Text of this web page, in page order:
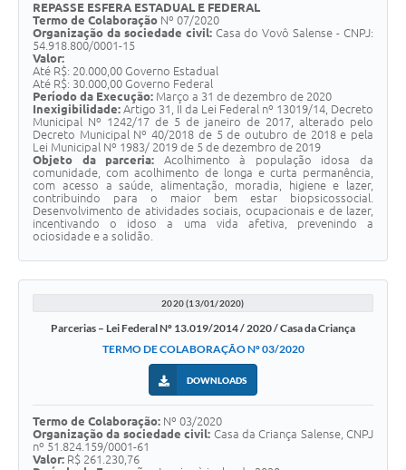
REPASSE ESFERA ESTADUAL E FEDERAL
Termo de Colaboração Nº 07/2020
Organização da sociedade civil: Casa do Vovô Salense - CNPJ:
54.918.800/0001-15
Valor:
Até R$: 20.000,00 Governo Estadual
Até R$: 30.000,00 Governo Federal
Período da Execução: Março a 31 de dezembro de 2020
Inexigibilidade: Artigo 31, II da Lei Federal nº 13019/14, Decreto
Municipal Nº 1242/17 de 5 de janeiro de 2017, alterado pelo
Decreto Municipal Nº 40/2018 de 5 de outubro de 2018 e pela
Lei Municipal Nº 1983/ 2019 de 5 de dezembro de 2019
Objeto da parceria: Acolhimento à população idosa da
comunidade, com acolhimento de longa e curta permanência,
com acesso a saúde, alimentação, moradia, higiene e lazer,
contribuindo para o maior bem estar biopsicossocial.
Desenvolvimento de atividades sociais, ocupacionais e de lazer,
incentivando o idoso a uma vida afetiva, prevenindo a
ociosidade e a solidão.
2020 (13/01/2020)
Parcerias – Lei Federal Nº 13.019/2014 / 2020 / Casa da Criança
TERMO DE COLABORAÇÃO Nº 03/2020
DOWNLOADS
Termo de Colaboração: Nº 03/2020
Organização da sociedade civil: Casa da Criança Salense, CNPJ
nº 51.824.159/0001-61
Valor: R$ 261.230,76